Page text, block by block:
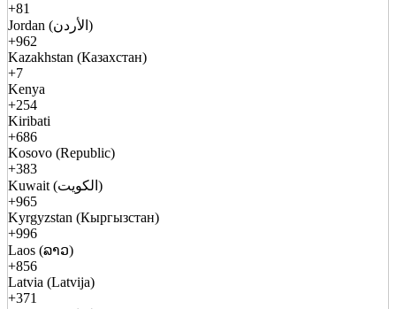
+81
Jordan (الأردن)
+962
Kazakhstan (Казахстан)
+7
Kenya
+254
Kiribati
+686
Kosovo (Republic)
+383
Kuwait (الكويت)
+965
Kyrgyzstan (Кыргызстан)
+996
Laos (ລາວ)
+856
Latvia (Latvija)
+371